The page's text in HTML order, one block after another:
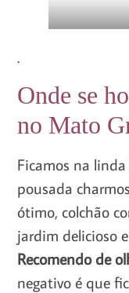
.
Onde se
no Mato
Ficamos na linda
pousada
ótimo, colchão
jardim delicioso
Recomendo de
negativo é que